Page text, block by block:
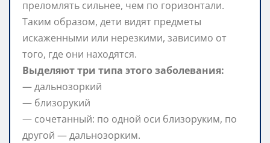
преломлять сильнее, чем по горизонтали.
Таким образом, дети видят предметы
искаженными или нерезкими, зависимо от
того, где они находятся.
Выделяют три типа этого заболевания:
— дальнозоркий
— близорукий
— сочетанный: по одной оси близоруким, по
другой — дальнозорким.